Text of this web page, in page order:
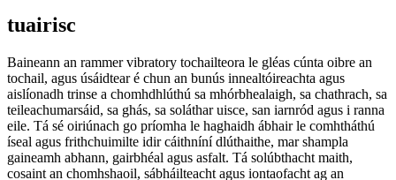
tuairisc
Baineann an rammer vibratory tochailteora le gléas cúnta oibre an
tochail, agus úsáidtear é chun an bunús innealtóireachta agus
aislíonadh trinse a chomhdhlúthú sa mhórbhealaigh, sa chathrach, sa
teileachumarsáid, sa ghás, sa soláthar uisce, san iarnród agus i ranna
eile. Tá sé oiriúnach go príomha le haghaidh ábhair le comhtháthú
íseal agus frithchuimilte idir cáithníní dlúthaithe, mar shampla
gaineamh abhann, gairbhéal agus asfalt. Tá solúbthacht maith,
cosaint an chomhshaoil, sábháilteacht agus iontaofacht ag an